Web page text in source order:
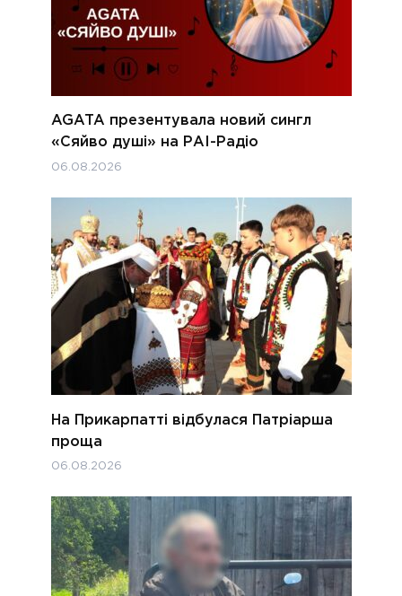
AGATA презентувала новий сингл
«Сяйво душі» на РАІ-Радіо
06.08.2026
На Прикарпатті відбулася Патріарша
проща
06.08.2026